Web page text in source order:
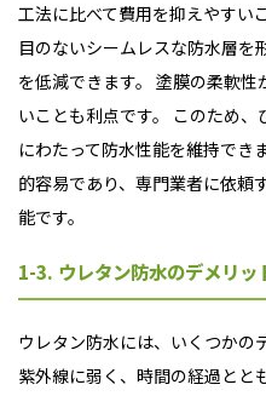
工法に比べて費用を抑えやすい
目のないシームレスな防水層を
を低減できます。 塗膜の柔軟
いことも利点です。 このため
にわたって防水性能を維持でき
的容易であり、専門業者に依頼
能です。
1-3. ウレタン防水のデメリッ
ウレタン防水には、いくつかの
紫外線に弱く、時間の経過とと